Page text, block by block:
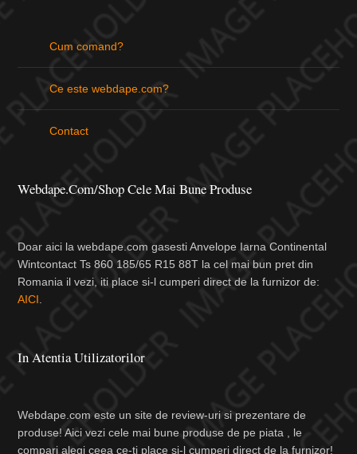
Cum comand?
Ce este webdape.com?
Contact
Webdape.com/Shop Cele Mai Bune Produse
Doar aici la webdape.com gasesti Anvelope Iarna Continental
Wintcontact Ts 860 185/65 R15 88T la cel mai bun pret din
Romania il vezi, iti place si-l cumperi direct de la furnizor de:
AICI.
In Atentia Utilizatorilor
Webdape.com este un site de review-uri si prezentare de
produse! Aici vezi cele mai bune produse de pe piata , le
compari alegi ceea ce-ti place si-l cumperi direct de la furnizor!